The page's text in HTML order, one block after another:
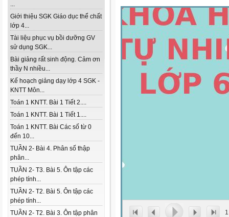
...
Giới thiệu SGK Giáo dục thể chất
lớp 4...
Tài liệu phục vụ bồi dưỡng GV
sử dụng SGK...
Bài giảng rất sinh động. Cảm ơn
thầy N nhiều...
Kế hoạch giảng dạy lớp 4 SGK -
KNTT Môn...
Toán 1 KNTT. Bài 1 Tiết 2....
Toán 1 KNTT. Bài 1 Tiết 1....
Toán 1 KNTT. Bài Các số từ 0
đến 10...
TUẦN 2- Bài 4. Phân số thập
phân...
TUẦN 2- T3. Bài 5. Ôn tập các
phép tính...
TUẦN 2- T2. Bài 5. Ôn tập các
phép tính...
TUẦN 2- T2. Bài 3. Ôn tập phân
1